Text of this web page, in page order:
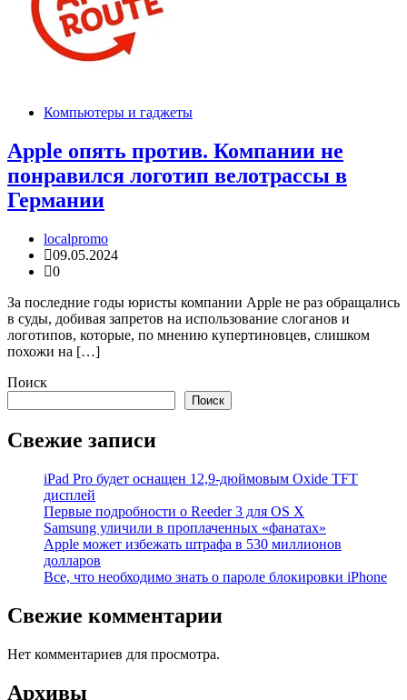
Компьютеры и гаджеты
Apple опять против. Компании не
понравился логотип велотрассы в
Германии
localpromo
09.05.2024
0
За последние годы юристы компании Apple не раз обращались
в суды, добивая запретов на использование слоганов и
логотипов, которые, по мнению купертиновцев, слишком
похожи на […]
Поиск
Поиск
Свежие записи
iPad Pro будет оснащен 12,9-дюймовым Oxide TFT
дисплей
Первые подробности о Reeder 3 для OS X
Samsung уличили в проплаченных «фанатах»
Apple может избежать штрафа в 530 миллионов
долларов
Все, что необходимо знать о пароле блокировки iPhone
Свежие комментарии
Нет комментариев для просмотра.
Архивы